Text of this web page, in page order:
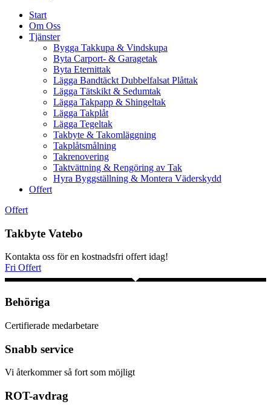
Start
Om Oss
Tjänster
Bygga Takkupa & Vindskupa
Byta Carport- & Garagetak
Byta Eternittak
Lägga Bandtäckt Dubbelfalsat Plåttak
Lägga Tätskikt & Sedumtak
Lägga Takpapp & Shingeltak
Lägga Takplåt
Lägga Tegeltak
Takbyte & Takomläggning
Takplåtsmålning
Takrenovering
Taktvättning & Rengöring av Tak
Hyra Byggställning & Montera Väderskydd
Offert
Offert
Takbyte Vatebo
Kontakta oss för en kostnadsfri offert idag!
Fri Offert
Behöriga
Certifierade medarbetare
Snabb service
Vi återkommer så fort som möjligt
ROT-avdrag